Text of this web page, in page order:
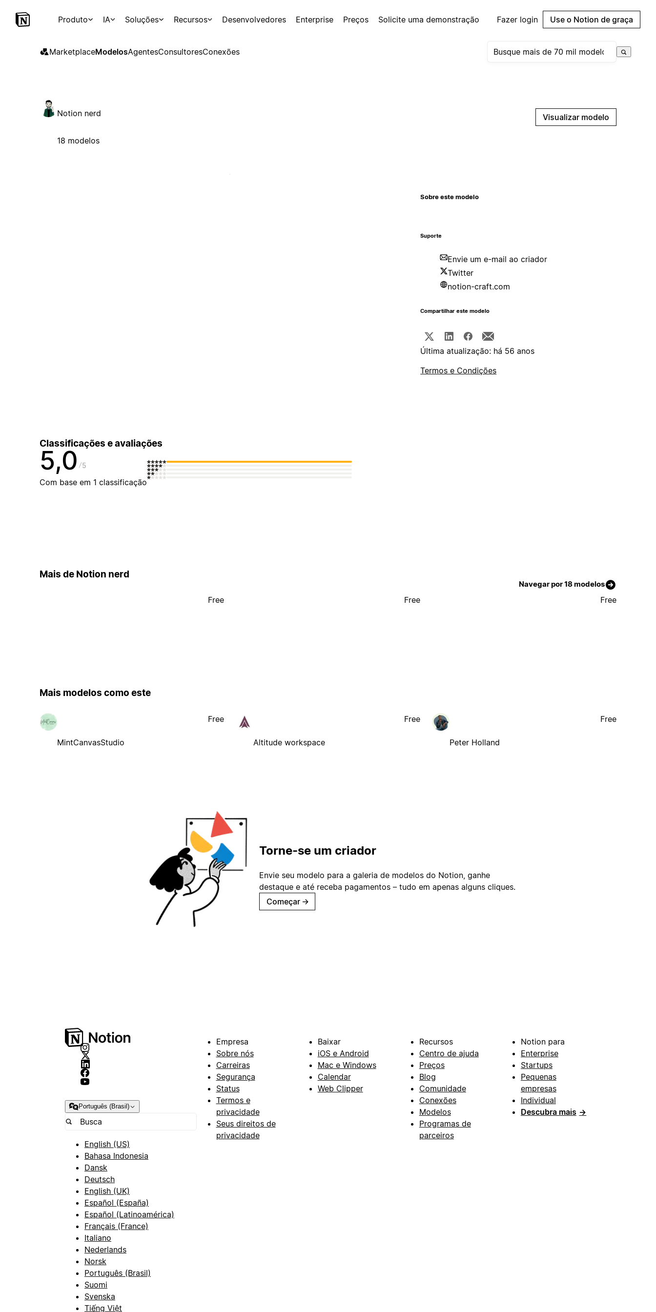
Produto IA Soluções Recursos Desenvolvedores Enterprise Preços Solicite uma demonstração Fazer login Use o Notion de graça
MarketplaceModelosAgentesConsultoresConexões
Notion nerd
18 modelos
Visualizar modelo
Sobre este modelo
Suporte
Envie um e-mail ao criador
Twitter
notion-craft.com
Compartilhar este modelo
Última atualização: há 56 anos
Termos e Condições
Classificações e avaliações
5,0 5
Com base em 1 classificação
Mais de Notion nerd
Navegar por 18 modelos
Free Free Free
Mais modelos como este
MintCanvasStudio
Free
Altitude workspace
Free
Peter Holland
Free
Torne-se um criador
Envie seu modelo para a galeria de modelos do Notion, ganhe
destaque e até receba pagamentos – tudo em apenas alguns cliques.
Começar →
Português (Brasil)
English (US)
Bahasa Indonesia
Dansk
Deutsch
English (UK)
Español (España)
Español (Latinoamérica)
Français (France)
Italiano
Nederlands
Norsk
Português (Brasil)
Suomi
Svenska
Tiếng Việt
Empresa
Sobre nós
Carreiras
Segurança
Status
Termos e
privacidade
Seus direitos de
privacidade
Baixar
iOS e Android
Mac e Windows
Calendar
Web Clipper
Recursos
Centro de ajuda
Preços
Blog
Comunidade
Conexões
Modelos
Programas de
parceiros
Notion para
Enterprise
Startups
Pequenas
empresas
Individual
Descubra mais →